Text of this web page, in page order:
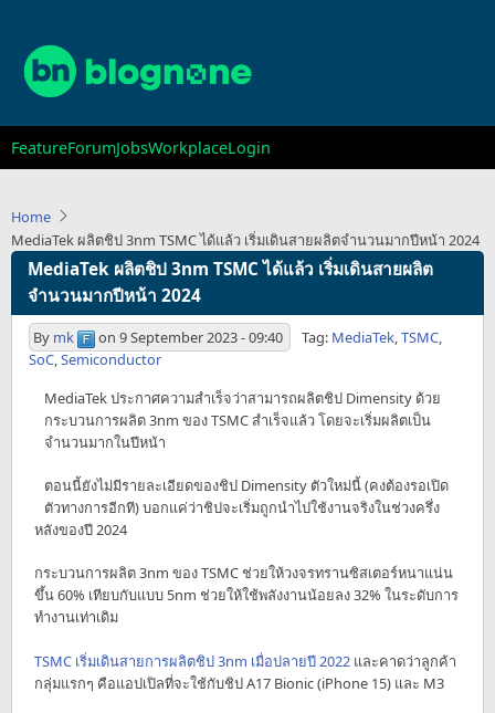
main
content
Main
navigation
FeatureForumJobsWorkplaceLogin
Home
MediaTek ผลิตชิป 3nm TSMC ได้แล้ว เริ่มเดินสายผลิตจำนวนมากปีหน้า 2024
MediaTek ผลิตชิป 3nm TSMC ได้แล้ว เริ่มเดินสายผลิต
จำนวนมากปีหน้า 2024
By mk on 9 September 2023 - 09:40 Tag: MediaTek,TSMC,
SoC,Semiconductor
MediaTek ประกาศความสำเร็จว่าสามารถผลิตชิป Dimensity ด้วย
กระบวนการผลิต 3nm ของ TSMC สำเร็จแล้ว โดยจะเริ่มผลิตเป็น
จำนวนมากในปีหน้า
ตอนนี้ยังไม่มีรายละเอียดของชิป Dimensity ตัวใหม่นี้ (คงต้องรอเปิด
ตัวทางการอีกที) บอกแค่ว่าชิปจะเริ่มถูกนำไปใช้งานจริงในช่วงครึ่ง
หลังของปี 2024
กระบวนการผลิต 3nm ของ TSMC ช่วยให้วงจรทรานซิสเตอร์หนาแน่น
ขึ้น 60% เทียบกับแบบ 5nm ช่วยให้ใช้พลังงานน้อยลง 32% ในระดับการ
ทำงานเท่าเดิม
TSMC เริ่มเดินสายการผลิตชิป 3nm เมื่อปลายปี 2022 และคาดว่าลูกค้า
กลุ่มแรกๆ คือแอปเปิลที่จะใช้กับชิป A17 Bionic (iPhone 15) และ M3